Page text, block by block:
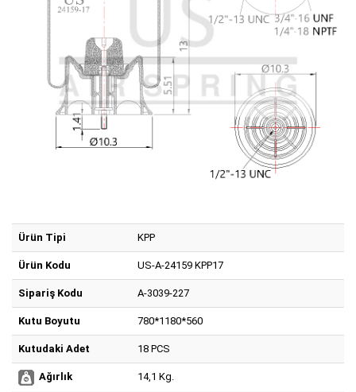
Ürün Tipi KPP
Ürün Kodu US-A-24159 KPP17
Sipariş Kodu A-3039-227
Kutu Boyutu 780*1180*560
Kutudaki Adet 18 PCS
Ağırlık 14,1 Kg.